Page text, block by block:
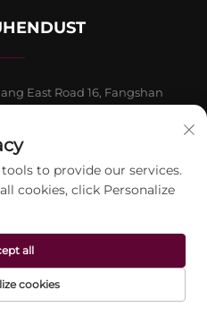
East Road 16, Fangshan
Technology CO.,LTD. Kõik
to provide our services.
cookies, click Personalize
cookies
all